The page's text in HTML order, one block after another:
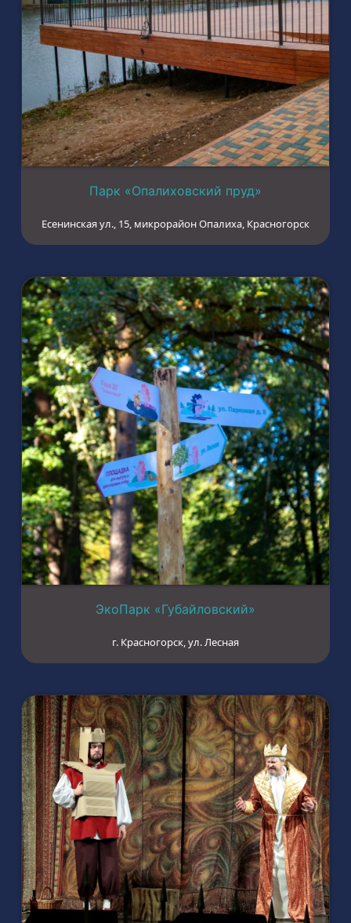
Парк «Опалиховский пруд»
Есенинская ул., 15, микрорайон Опалиха, Красногорск
ЭкоПарк «Губайловский»
г. Красногорск, ул. Лесная